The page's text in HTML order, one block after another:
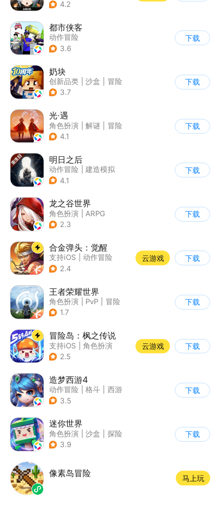
| 冒险
4.2
都市侠客
动作冒险
| 第一人称射击
3.6
下载
奶块
创新品类 沙盒
冒险
| 开放世界
3.7
下载
光·遇
角色扮演 解谜
冒险
| 开放世界
4.1
下载
明日之后
动作冒险
建造模拟
| 丧尸
4.1
下载
龙之谷世界
角色扮演
ARPG
| 奇幻
2.3
下载
合金弹头：觉醒
支持iOS
动作冒险
| 射击
2.4
云游戏 下载
王者荣耀世界
角色扮演 PvP
冒险
| 开放世界
1.7
下载
冒险岛：枫之传说
支持iOS
角色扮演
| 放置
2.5
云游戏 下载
造梦西游4
动作冒险 格斗
西游
| 横版过关
3.5
下载
迷你世界
角色扮演 沙盒
探险
| 我的世界
3.9
下载
像素岛冒险
马上玩